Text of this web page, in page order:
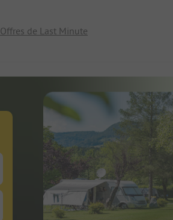
Offres de Last Minute